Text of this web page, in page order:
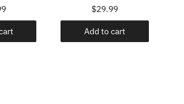
$29.99
Add to cart